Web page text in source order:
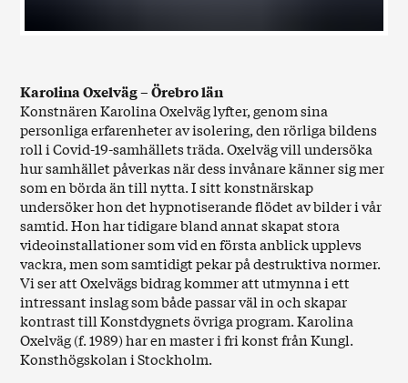
Karolina Oxelväg – Örebro län
Konstnären Karolina Oxelväg lyfter, genom sina
personliga erfarenheter av isolering, den rörliga bildens
roll i Covid-19-samhällets träda. Oxelväg vill undersöka
hur samhället påverkas när dess invånare känner sig mer
som en börda än till nytta. I sitt konstnärskap
undersöker hon det hypnotiserande flödet av bilder i vår
samtid. Hon har tidigare bland annat skapat stora
videoinstallationer som vid en första anblick upplevs
vackra, men som samtidigt pekar på destruktiva normer.
Vi ser att Oxelvägs bidrag kommer att utmynna i ett
intressant inslag som både passar väl in och skapar
kontrast till Konstdygnets övriga program. Karolina
Oxelväg (f. 1989) har en master i fri konst från Kungl.
Konsthögskolan i Stockholm.